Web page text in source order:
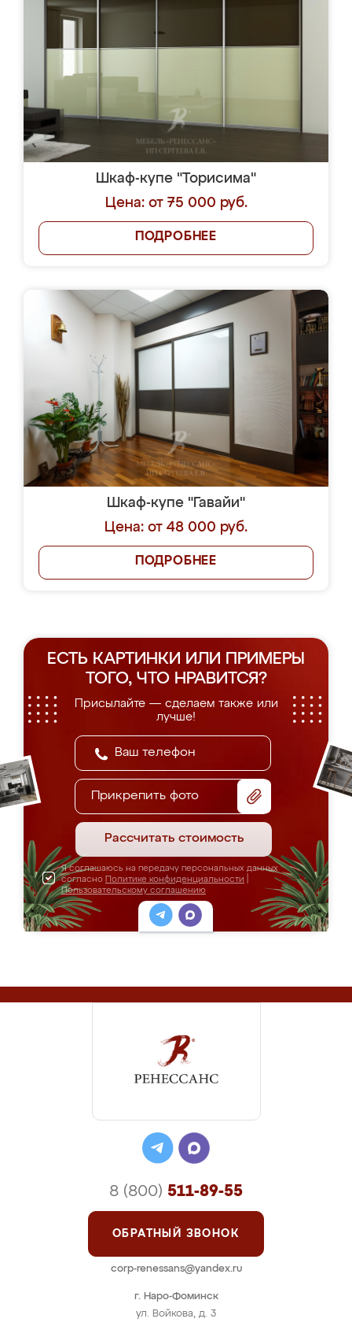
Шкаф-купе "Торисима"
Цена: от 75 000 руб.
ПОДРОБНЕЕ
Шкаф-купе "Гавайи"
Цена: от 48 000 руб.
ПОДРОБНЕЕ
ЕСТЬ КАРТИНКИ ИЛИ ПРИМЕРЫ
ТОГО, ЧТО НРАВИТСЯ?
Присылайте — сделаем также или
лучше!
Прикрепить фото
Рассчитать стоимость
Я соглашаюсь на передачу персональных данных
согласно Политике конфиденциальности
Пользовательскому соглашению
г. Наро-Фоминск
ул. Войкова, д. 3
8 (800) 511-89-55
ОБРАТНЫЙ ЗВОНОК
corp-renessans@yandex.ru